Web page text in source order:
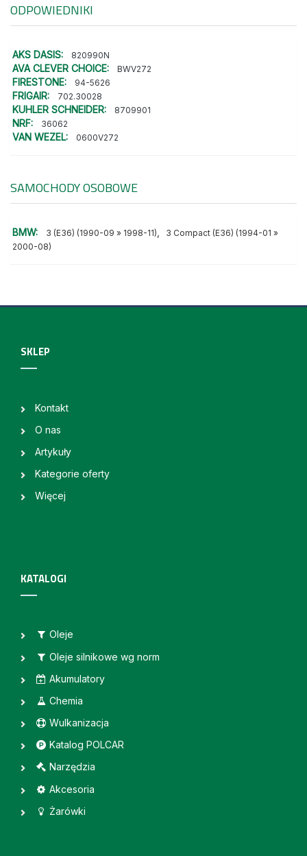
ODPOWIEDNIKI
AKS DASIS: 820990N
AVA CLEVER CHOICE: BWV272
FIRESTONE: 94-5626
FRIGAIR: 702.30028
KUHLER SCHNEIDER: 8709901
NRF: 36062
VAN WEZEL: 0600V272
SAMOCHODY OSOBOWE
BMW: 3 (E36) (1990-09 » 1998-11),
3 Compact (E36) (1994-01 »
2000-08)
SKLEP
Kontakt
O nas
Artykuły
Kategorie oferty
Więcej
KATALOGI
Oleje
Oleje silnikowe wg norm
Akumulatory
Chemia
Wulkanizacja
Katalog POLCAR
Narzędzia
Akcesoria
Żarówki